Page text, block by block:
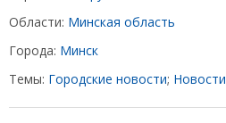
Области: Минская область
Города: Минск
Темы: Городские новости; Новости